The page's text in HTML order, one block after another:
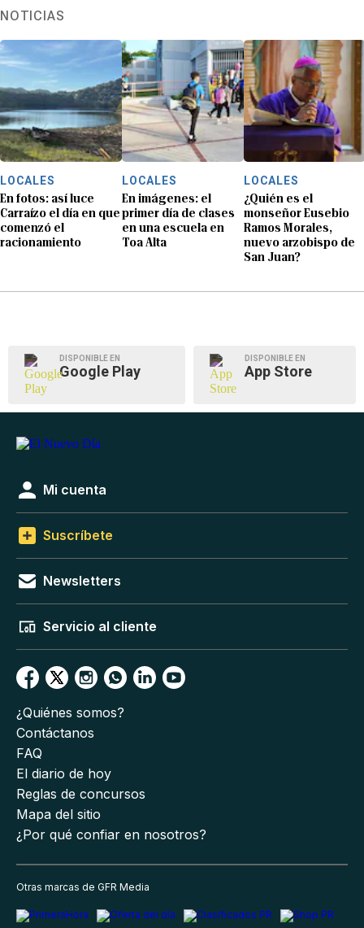
NOTICIAS
LOCALES
En fotos: así luce
Carraízo el día en que
comenzó el
racionamiento
LOCALES
En imágenes: el
primer día de clases
en una escuela en
Toa Alta
LOCALES
¿Quién es el
monseñor Eusebio
Ramos Morales,
nuevo arzobispo de
San Juan?
DISPONIBLE EN
Google Play
DISPONIBLE EN
App Store
Mi cuenta
Suscríbete
Newsletters
Servicio al cliente
¿Quiénes somos?
Contáctanos
FAQ
El diario de hoy
Reglas de concursos
Mapa del sitio
¿Por qué confiar en nosotros?
Otras marcas de GFR Media